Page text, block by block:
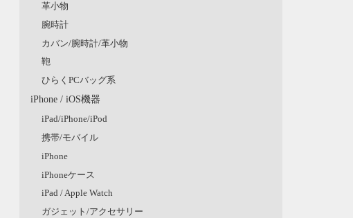
革小物
腕時計
カバン/腕時計/革小物
鞄
ひらくPCバッグ系
iPhone / iOS機器
iPad/iPhone/iPod
携帯/モバイル
iPhone
iPhoneケース
iPad / Apple Watch
ガジェット/アクセサリー